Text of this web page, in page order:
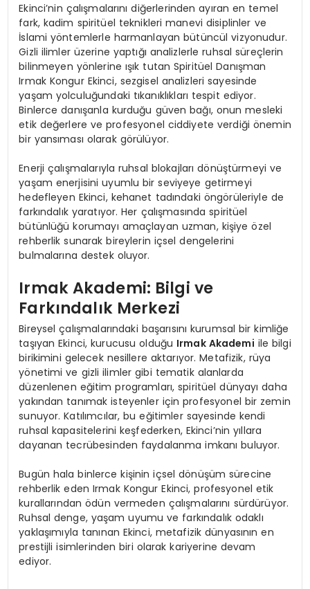
Ekinci’nin çalışmalarını diğerlerinden ayıran en temel
fark, kadim spiritüel teknikleri manevi disiplinler ve
İslami yöntemlerle harmanlayan bütüncül vizyonudur.
Gizli ilimler üzerine yaptığı analizlerle ruhsal süreçlerin
bilinmeyen yönlerine ışık tutan Spiritüel Danışman
Irmak Kongur Ekinci, sezgisel analizleri sayesinde
yaşam yolculuğundaki tıkanıklıkları tespit ediyor.
Binlerce danışanla kurduğu güven bağı, onun mesleki
etik değerlere ve profesyonel ciddiyete verdiği önemin
bir yansıması olarak görülüyor.
Enerji çalışmalarıyla ruhsal blokajları dönüştürmeyi ve
yaşam enerjisini uyumlu bir seviyeye getirmeyi
hedefleyen Ekinci, kehanet tadındaki öngörüleriyle de
farkındalık yaratıyor. Her çalışmasında spiritüel
bütünlüğü korumayı amaçlayan uzman, kişiye özel
rehberlik sunarak bireylerin içsel dengelerini
bulmalarına destek oluyor.
Irmak Akademi: Bilgi ve
Farkındalık Merkezi
Bireysel çalışmalarındaki başarısını kurumsal bir kimliğe
taşıyan Ekinci, kurucusu olduğu Irmak Akademi ile bilgi
birikimini gelecek nesillere aktarıyor. Metafizik, rüya
yönetimi ve gizli ilimler gibi tematik alanlarda
düzenlenen eğitim programları, spiritüel dünyayı daha
yakından tanımak isteyenler için profesyonel bir zemin
sunuyor. Katılımcılar, bu eğitimler sayesinde kendi
ruhsal kapasitelerini keşfederken, Ekinci’nin yıllara
dayanan tecrübesinden faydalanma imkanı buluyor.
Bugün hala binlerce kişinin içsel dönüşüm sürecine
rehberlik eden Irmak Kongur Ekinci, profesyonel etik
kurallarından ödün vermeden çalışmalarını sürdürüyor.
Ruhsal denge, yaşam uyumu ve farkındalık odaklı
yaklaşımıyla tanınan Ekinci, metafizik dünyasının en
prestijli isimlerinden biri olarak kariyerine devam
ediyor.